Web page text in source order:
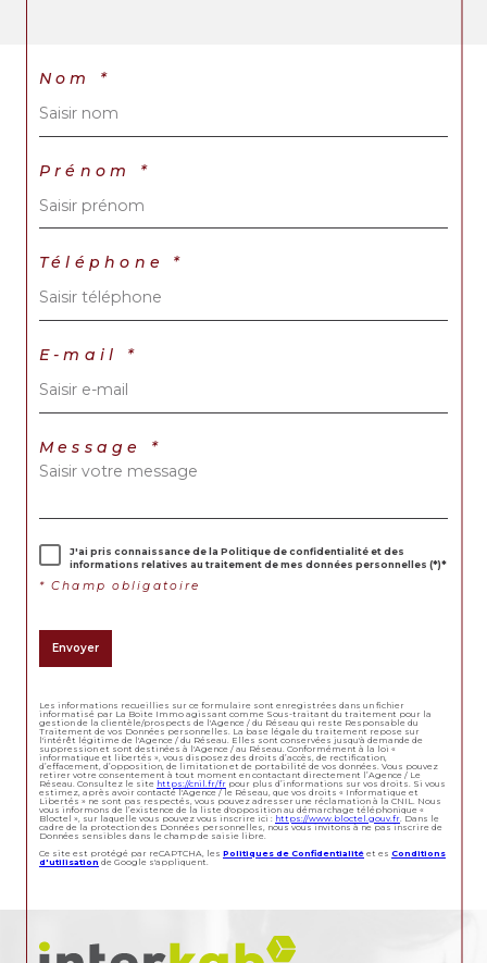
Nom *
Prénom *
Téléphone *
E-mail *
Message *
J'ai pris connaissance de la Politique de confidentialité et des
informations relatives au traitement de mes données personnelles (*)*
* Champ obligatoire
Envoyer
Les informations recueillies sur ce formulaire sont enregistrées dans un fichier
informatisé par La Boite Immo agissant comme Sous-traitant du traitement pour la
gestion de la clientèle/prospects de l'Agence / du Réseau qui reste Responsable du
Traitement de vos Données personnelles. La base légale du traitement repose sur
l'intérêt légitime de l'Agence / du Réseau. Elles sont conservées jusqu'à demande de
suppression et sont destinées à l'Agence / au Réseau. Conformément à la loi «
informatique et libertés », vous disposez des droits d’accès, de rectification,
d’effacement, d’opposition, de limitation et de portabilité de vos données. Vous pouvez
retirer votre consentement à tout moment en contactant directement l’Agence / Le
Réseau. Consultez le site https://cnil.fr/fr pour plus d’informations sur vos droits. Si vous
estimez, après avoir contacté l'Agence / le Réseau, que vos droits « Informatique et
Libertés » ne sont pas respectés, vous pouvez adresser une réclamation à la CNIL. Nous
vous informons de l’existence de la liste d'opposition au démarchage téléphonique «
Bloctel », sur laquelle vous pouvez vous inscrire ici : https://www.bloctel.gouv.fr. Dans le
cadre de la protection des Données personnelles, nous vous invitons à ne pas inscrire de
Données sensibles dans le champ de saisie libre.
Ce site est protégé par reCAPTCHA, les Politiques de Confidentialité et es Conditions
d'utilisation de Google s'appliquent.